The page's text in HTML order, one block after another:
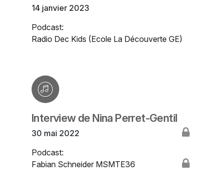
14 janvier 2023
Podcast:
Radio Dec Kids (Ecole La Découverte GE)
Interview de Nina Perret-Gentil
30 mai 2022
Podcast:
Fabian Schneider MSMTE36